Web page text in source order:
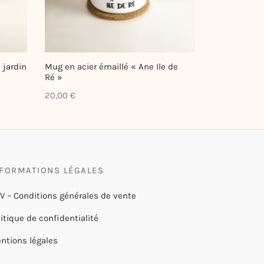
jardin
Mug en acier émaillé « Ane Ile de
Ré »
20,00 €
LÉGALES
– Conditions générales de vente
de confidentialité
légales